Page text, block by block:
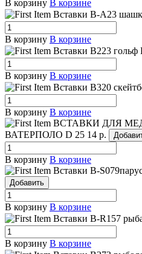
В корзину В корзине
Вставки B-A23
В корзину В корзине
Вставки B223 гольф
В корзину В корзине
Вставки B320
В корзину В корзине
ВСТАВКИ ДЛЯ
ВАТЕРПОЛО D 25 14 р.
В корзину В корзине
Вставки B-
Добавить
В корзину В корзине
Вставки B-R157
В корзину В корзине